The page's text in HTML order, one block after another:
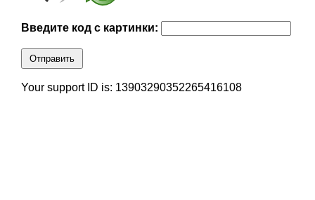
Введите код с картинки:
Отправить
Your support ID is: 13903290352265416108